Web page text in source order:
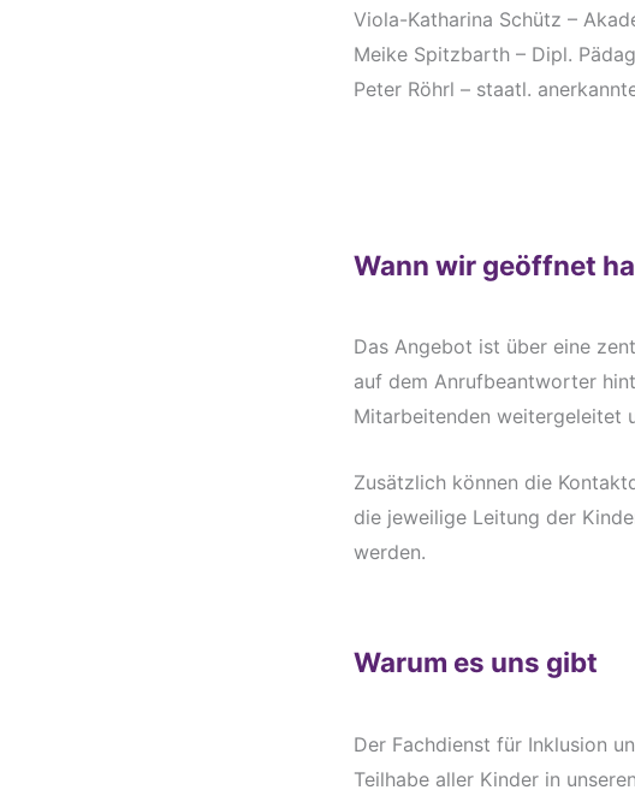
Viola-Katharina Schütz –
Meike Spitzbarth – Dipl.
Peter Röhrl – staatl.
Wann wir geöffnet
Das Angebot ist über eine
auf dem Anrufbeantworter
Mitarbeitenden weitergeleitet
Zusätzlich können die
die jeweilige Leitung der
werden.
Warum es uns gibt
Der Fachdienst für Inklusion
Teilhabe aller Kinder in